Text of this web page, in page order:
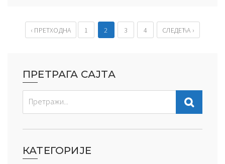
‹ ПРЕТХОДНА 1 2 3 4 СЛЕДЕЋА ›
ПРЕТРАГА САЈТА
КАТЕГОРИЈЕ